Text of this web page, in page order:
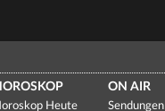
Heute
ON AIR
Sendungen